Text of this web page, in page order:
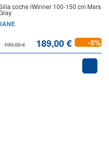
coche iWinner 100-150 cm Mars
199,00 € 189,00 € -5%